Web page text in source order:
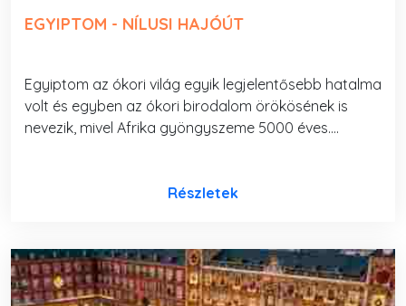
EGYIPTOM - NÍLUSI HAJÓÚT
Egyiptom az ókori világ egyik legjelentősebb hatalma
volt és egyben az ókori birodalom örökösének is
nevezik, mivel Afrika gyöngyszeme 5000 éves....
Részletek